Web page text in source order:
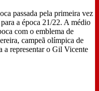
passada pela primeira vez
a época 21/22. A médio
com o emblema de
campeã olímpica de
a representar o Gil Vicente